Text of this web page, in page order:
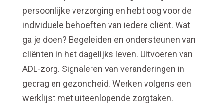
persoonlijke verzorging en hebt oog voor de
individuele behoeften van iedere cliënt. Wat
ga je doen? Begeleiden en ondersteunen van
cliënten in het dagelijks leven. Uitvoeren van
ADL-zorg. Signaleren van veranderingen in
gedrag en gezondheid. Werken volgens een
werklijst met uiteenlopende zorgtaken.